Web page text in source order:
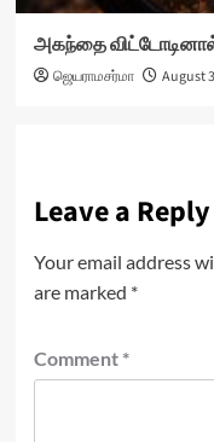
அகந்தை
ஜெயராமசர்மா August
Leave a Reply
Your email address
are marked *
Comment *